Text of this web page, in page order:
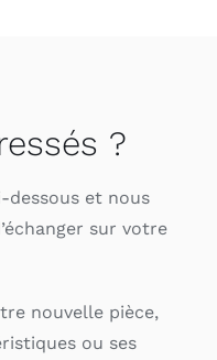
?
dessous et nous
sur votre
nouvelle pièce,
ou ses